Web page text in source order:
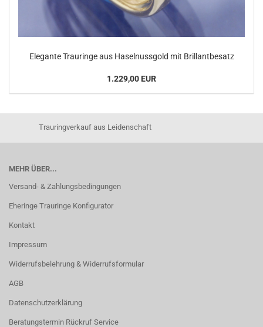
Elegante Trauringe aus Haselnussgold mit Brillantbesatz
1.229,00 EUR
Trauringverkauf aus Leidenschaft
MEHR ÜBER...
Versand- & Zahlungsbedingungen
Eheringe Trauringe Konfigurator
Kontakt
Impressum
Widerrufsbelehrung & Widerrufsformular
AGB
Datenschutzerklärung
Beratungstermin Rückruf Service